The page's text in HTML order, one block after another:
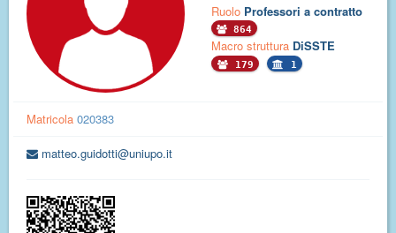
Ruolo Professori a contratto
864
Macro struttura DiSSTE
179 1
Matricola 020383
matteo.guidotti@uniupo.it